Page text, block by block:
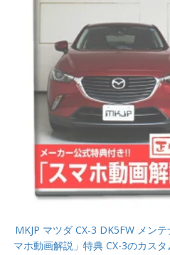
MKJP マツダ CX-3 DK5FW メン
マホ動画解説」特典 CX-3のカス